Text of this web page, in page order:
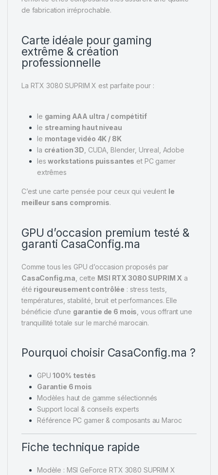
de fabrication irréprochable.
Carte idéale pour gaming
extrême & création
professionnelle
La RTX 3080 SUPRIM X est parfaite pour :
le gaming AAA ultra / compétitif
le streaming haut niveau
le montage vidéo 4K / 8K
la création 3D , CUDA, Blender, Unreal, Adobe
lesworkstations puissantes et PC gamer
extrêmes
C’est une carte pensée pour ceux qui veulent le
meilleur sans compromis.
GPU d’occasion premium testé &
garanti CasaConfig.ma
Comme tous les GPU d’occasion proposés par
CasaConfig.ma , cette MSI RTX 3080 SUPRIM X a
été rigoureusement contrôlée : stress tests,
températures, stabilité, bruit et performances. Elle
bénéficie d’une garantie de 6 mois , vous offrant une
tranquillité totale sur le marché marocain.
Pourquoi choisir CasaConfig.ma ?
GPU100% testés
Garantie 6 mois
Modèles haut de gamme sélectionnés
Support local & conseils experts
Référence PC gamer & composants au Maroc
Fiche technique rapide
Modèle : MSI GeForce RTX 3080 SUPRIM X